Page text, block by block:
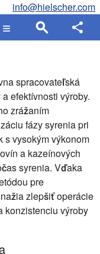
info@hielscher.com
spracovateľská
efektívnosti výroby.
zrážaním
fázy syrenia pri
s vysokým výkonom
a kazeínových
syrenia. Vďaka
pre
zlepšiť operácie
konzistenciu výroby